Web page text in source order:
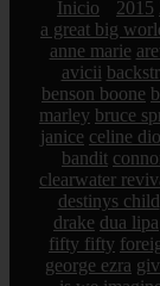
Inicio 2015
a great big
anne marie
avicii
benson boone
marley bruce
janice celine
bandit
clearwater
destinys child
drake dua lipa
fifty fifty
george ezra